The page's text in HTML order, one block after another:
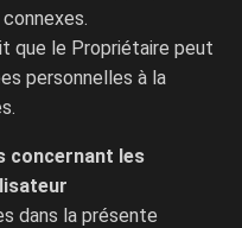
que le Propriétaire peut
personnelles à la
concernant les
dans la présente